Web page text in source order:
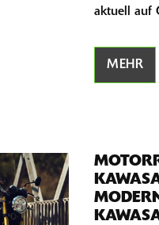
aktuell auf
MEHR